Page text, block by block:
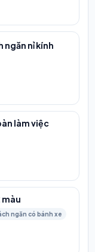
ngăn nỉ kính
làm việc
màu
ngăn có bánh xe